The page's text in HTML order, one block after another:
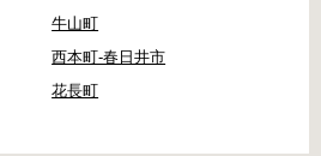
牛山町
西本町-春日井市
花長町